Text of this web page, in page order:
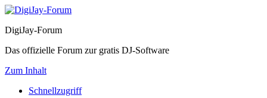
DigiJay-Forum
Das offizielle Forum zur gratis DJ-Software
Zum Inhalt
Schnellzugriff